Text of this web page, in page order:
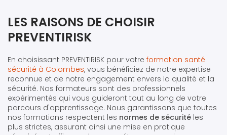
LES RAISONS DE CHOISIR
PREVENTIRISK
En choisissant PREVENTIRISK pour votre formation santé
sécurité à Colombes, vous bénéficiez de notre expertise
reconnue et de notre engagement envers la qualité et la
sécurité. Nos formateurs sont des professionnels
expérimentés qui vous guideront tout au long de votre
parcours d'apprentissage. Nous garantissons que toutes
nos formations respectent les normes de sécurité les
plus strictes, assurant ainsi une mise en pratique